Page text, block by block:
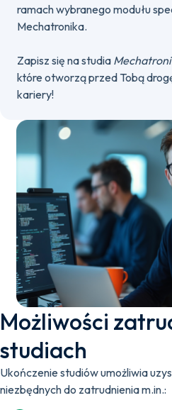
ramach wybranego modułu
Mechatronika.
Zapisz się na studia
które otworzą przed Tobą
kariery!
Możliwości
studiach
Ukończenie studiów umożliwia
niezbędnych do zatrudnienia m.in.: